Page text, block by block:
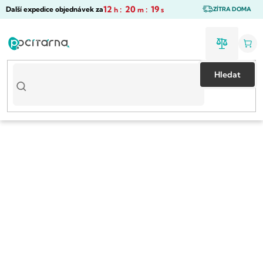
Přejít
ZÍTRA DOMA
Další expedice objednávek za12 h : 20 m : 18 s
Hledat